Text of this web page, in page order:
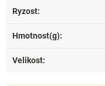
Ryzost:
Hmotnost(g):
Velikost: